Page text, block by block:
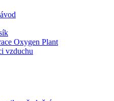
Oxygen Plant
vzduchu